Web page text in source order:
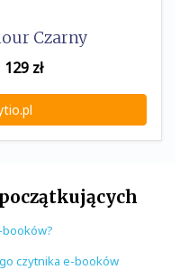
Czarny
129zł
czytnika e-booków